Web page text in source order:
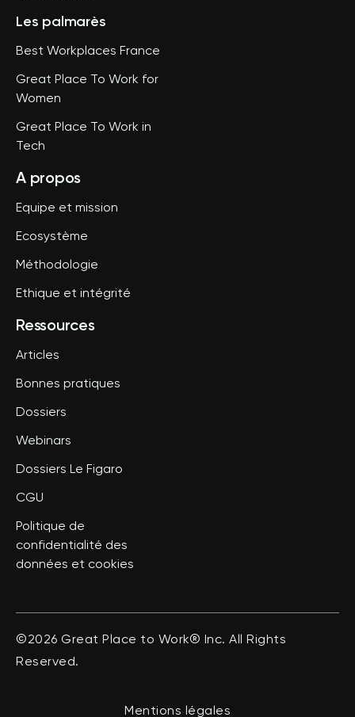
Les palmarès
Best Workplaces France
Great Place To Work for
Women
Great Place To Work in
Tech
A propos
Equipe et mission
Ecosystème
Méthodologie
Ethique et intégrité
Ressources
Articles
Bonnes pratiques
Dossiers
Webinars
Dossiers Le Figaro
CGU
Politique de
confidentialité des
données et cookies
©2026 Great Place to Work® Inc. All Rights
Reserved.
Mentions légales